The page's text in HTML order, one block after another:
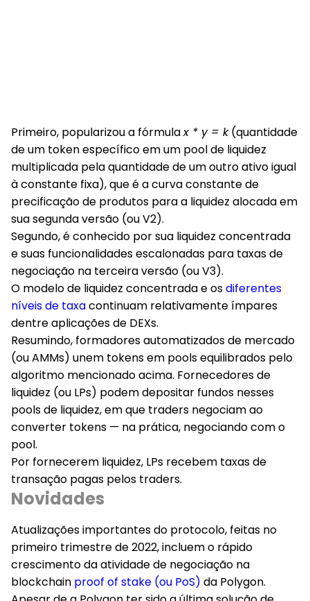
Primeiro, popularizou a fórmulax * y = k(quantidade
de um token específico em um pool de liquidez
multiplicada pela quantidade de um outro ativo igual
à constante fixa), que é a curva constante de
precificação de produtos para a liquidez alocada em
sua segunda versão (ou V2).
Segundo, é conhecido por sua liquidez concentrada
e suas funcionalidades escalonadas para taxas de
negociação na terceira versão (ou V3).
O modelo de liquidez concentrada e osdiferentes
níveis de taxacontinuam relativamente ímpares
dentre aplicações de DEXs.
Resumindo, formadores automatizados de mercado
(ou AMMs) unem tokens em pools equilibrados pelo
algoritmo mencionado acima. Fornecedores de
liquidez (ou LPs) podem depositar fundos nesses
pools de liquidez, em que traders negociam ao
converter tokens — na prática, negociando com o
pool.
Por fornecerem liquidez, LPs recebem taxas de
transação pagas pelos traders.
Novidades
Atualizações importantes do protocolo, feitas no
primeiro trimestre de 2022, incluem o rápido
crescimento da atividade de negociação na
blockchain proof of stake (ou PoS) da Polygon.